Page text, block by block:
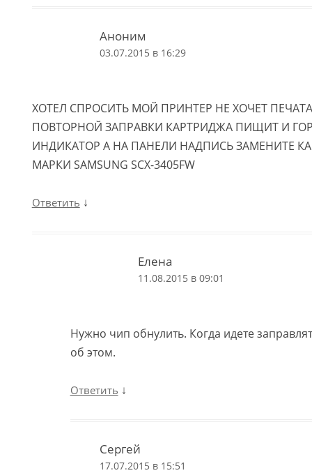
Аноним
03.07.2015 в 16:29
ХОТЕЛ СПРОСИТЬ МОЙ ПРИНТЕР НЕ ХОЧЕТ
ПОВТОРНОЙ ЗАПРАВКИ КАРТРИДЖА ПИЩИТ И
ИНДИКАТОР А НА ПАНЕЛИ НАДПИСЬ ЗАМЕНИТЕ
МАРКИ SAMSUNG SCX-3405FW
Ответить ↓
Елена
11.08.2015 в 09:01
Нужно чип обнулить. Когда идете
об этом.
Ответить ↓
Сергей
17.07.2015 в 15:51